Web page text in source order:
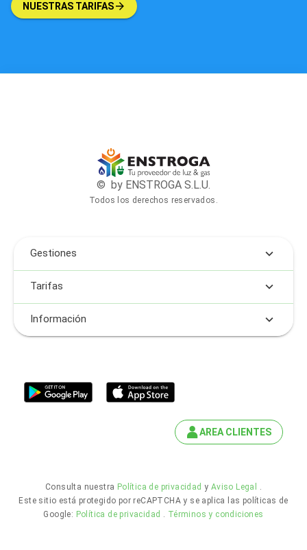
NUESTRAS TARIFAS
© by ENSTROGA S.L.U.
Todos los derechos reservados.
Gestiones
Tarifas
Información
AREA CLIENTES
Consulta nuestra Política de privacidad y Aviso Legal
Este sitio está protegido por reCAPTCHA y se aplica las políticas de
Google: Política de privacidad Términos y condiciones